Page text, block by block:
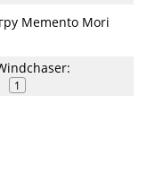
Memento Mori
1